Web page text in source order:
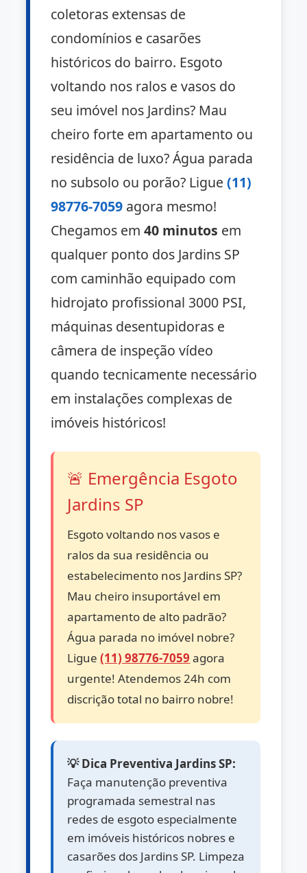
coletoras extensas de
condomínios e casarões
históricos do bairro. Esgoto
voltando nos ralos e vasos do
seu imóvel nos Jardins? Mau
cheiro forte em apartamento ou
residência de luxo? Água parada
no subsolo ou porão? Ligue(11)
98776-7059 agora mesmo!
Chegamos em40 minutos em
qualquer ponto dos Jardins SP
com caminhão equipado com
hidrojato profissional 3000 PSI,
máquinas desentupidoras e
câmera de inspeção vídeo
quando tecnicamente necessário
em instalações complexas de
imóveis históricos!
🚨 Emergência Esgoto
Jardins SP
Esgoto voltando nos vasos e
ralos da sua residência ou
estabelecimento nos Jardins SP?
Mau cheiro insuportável em
apartamento de alto padrão?
Água parada no imóvel nobre?
Ligue(11) 98776-7059 agora
urgente! Atendemos 24h com
discrição total no bairro nobre!
💡 Dica Preventiva Jardins SP:
Faça manutenção preventiva
programada semestral nas
redes de esgoto especialmente
em imóveis históricos nobres e
casarões dos Jardins SP. Limpeza